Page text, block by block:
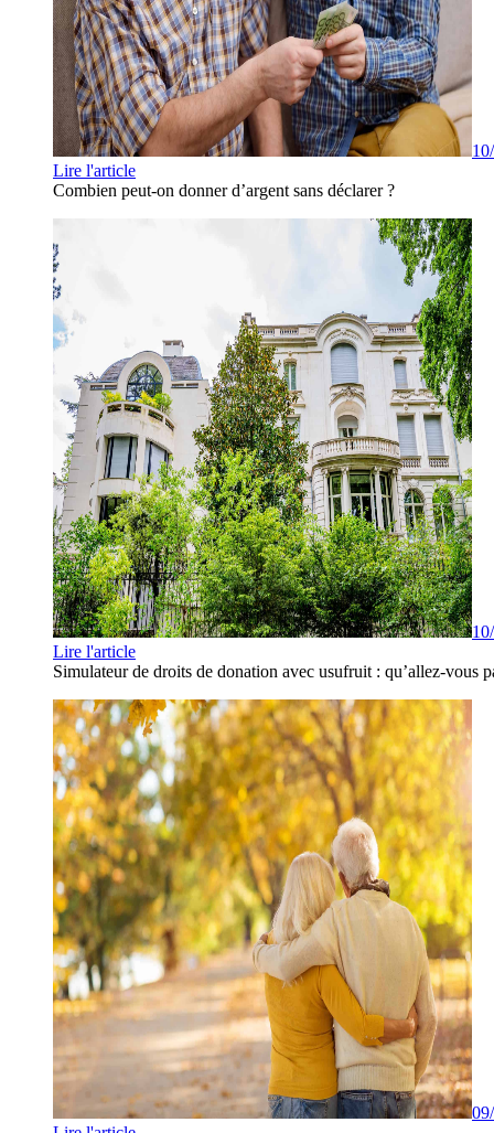
Lire l'article
Combien peut-on donner d’argent sans déclarer ?
Lire l'article
Simulateur de droits de donation avec usufruit : qu’allez-vous